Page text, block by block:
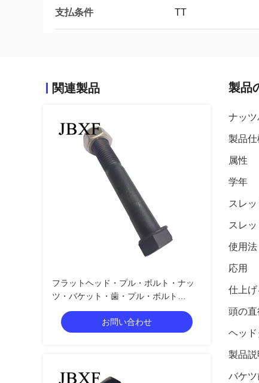
支払条件 TT
関連製品
フラットヘッド・プル・ボルト・ナッ
ツ・バケット・歯・プル・ボルト
30mm 糸長
お問い合わせ
製品
ナッ
製品仕
属性
学年
スレ
スレ
使用法
応用
仕上げ
頭の直
ヘッ
製品説
バケ